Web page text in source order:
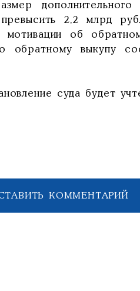
дополнительного
2,2 млрд
об
обратному выкупу
суда будет
КОММЕНТАРИЙ